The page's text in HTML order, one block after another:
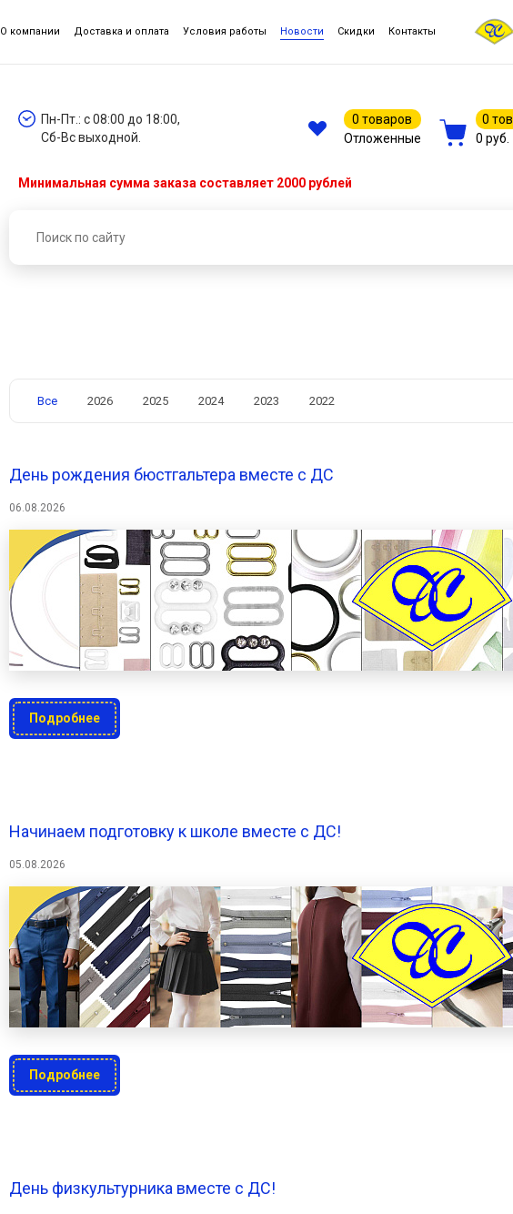
О компании Доставка и оплата Условия работы Новости Скидки Контакты
Пн-Пт.: с 08:00 до 18:00,
Сб-Вс выходной.
0 товаров
Отложенные
0
0 руб.
Минимальная сумма заказа составляет 2000 рублей
Все 2026 2025 2024 2023 2022
День рождения бюстгальтера вместе с ДС
06.08.2026
Подробнее
Начинаем подготовку к школе вместе с ДС!
05.08.2026
Подробнее
День физкультурника вместе с ДС!